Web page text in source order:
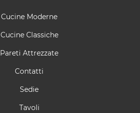
Cucine Moderne
Cucine Classiche
Pareti Attrezzate
Contatti
Sedie
Tavoli